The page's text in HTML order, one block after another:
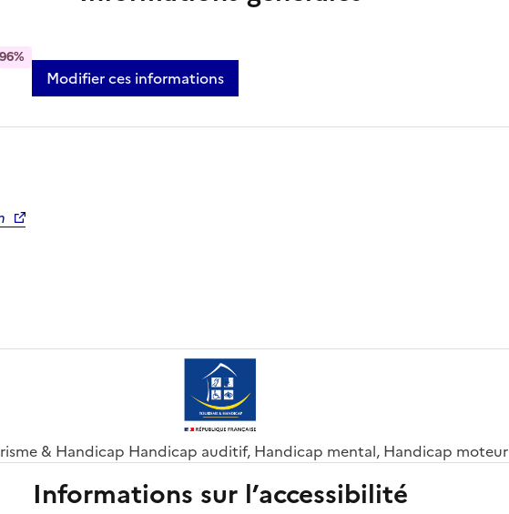
96%
Modifier ces informations
& Handicap Handicap auditif, Handicap mental, Handicap moteur
Informations sur l’accessibilité